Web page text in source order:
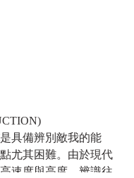
是具備辨別敵我的能
尤其困難。由於現代
速度與高度，辨識往